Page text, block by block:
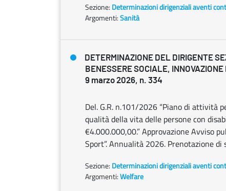
Sezione: Determinazioni dirigenziali aventi
Argomenti:Sanità
DETERMINAZIONE DEL DIRIGENTE
BENESSERE SOCIALE, INNOVAZIONE
9 marzo 2026, n. 334
Del. G.R. n.101/2026 “Piano di attività
qualità della vita delle persone con
€4.000.000,00.” Approvazione Avviso
Sport”. Annualità 2026. Prenotazione di
Sezione: Determinazioni dirigenziali aventi
Argomenti:Welfare